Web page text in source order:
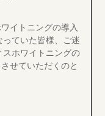
イトニングの導入
ていた皆様、ご迷
ホワイトニングの
せていただくのと